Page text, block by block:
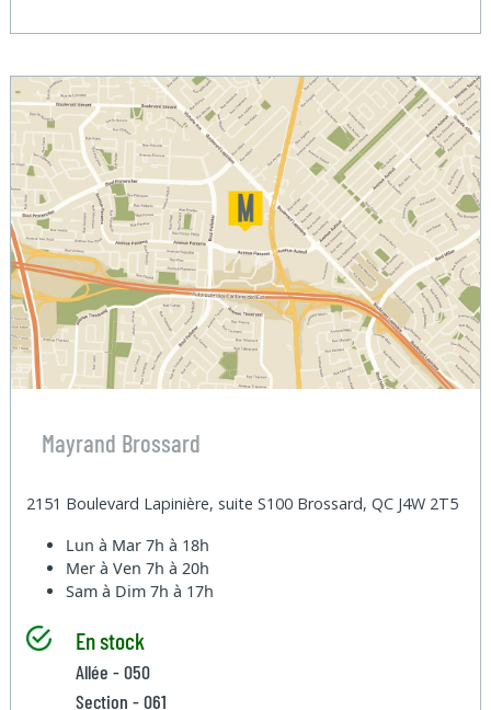
Mayrand Brossard
2151 Boulevard Lapinière, suite S100 Brossard, QC J4W 2T5
Lun à Mar7h à 18h
Mer à Ven7h à 20h
Sam à Dim7h à 17h
En stock
Allée - 050
Section - 061